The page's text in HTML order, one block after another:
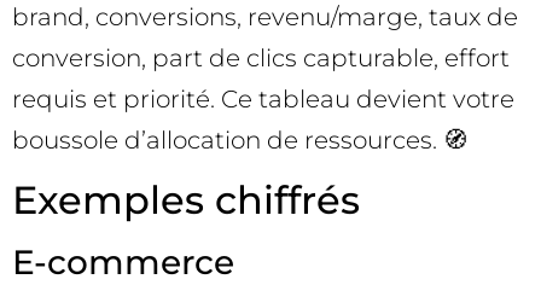
brand, conversions, revenu/marge, taux de
conversion, part de clics capturable, effort
requis et priorité. Ce tableau devient votre
boussole d’allocation de ressources. 🧭
Exemples chiffrés
E-commerce